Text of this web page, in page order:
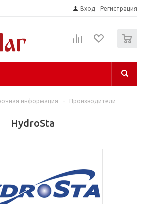
Вход Регистрация
информация - Производители
HydroSta